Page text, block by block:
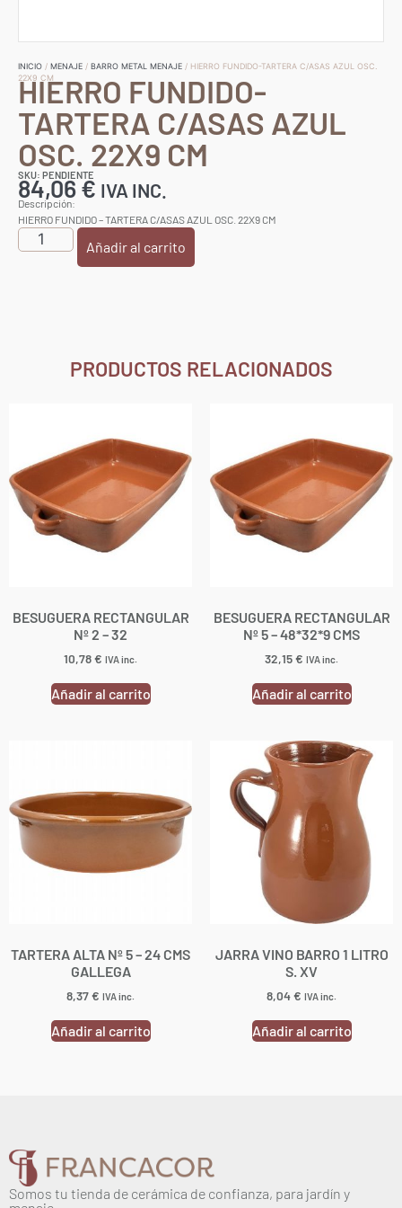
INICIO / MENAJE / BARRO METAL MENAJE / HIERRO FUNDIDO-TARTERA C/ASAS AZUL OSC.
22X9 CM
HIERRO FUNDIDO-
TARTERA C/ASAS AZUL
OSC. 22X9 CM
SKU: PENDIENTE
84,06€ IVA INC.
Descripción:
HIERRO FUNDIDO – TARTERA C/ASAS AZUL OSC. 22X9 CM
Añadir al carrito
PRODUCTOS RELACIONADOS
BESUGUERA RECTANGULAR
Nº 2 – 32
10,78€ IVA inc.
Añadir al carrito
BESUGUERA RECTANGULAR
Nº 5 – 48*32*9 CMS
32,15€ IVA inc.
Añadir al carrito
TARTERA ALTA Nº 5 – 24 CMS
GALLEGA
8,37€ IVA inc.
Añadir al carrito
JARRA VINO BARRO 1 LITRO
S. XV
8,04€ IVA inc.
Añadir al carrito
Somos tu tienda de cerámica de confianza, para jardín y